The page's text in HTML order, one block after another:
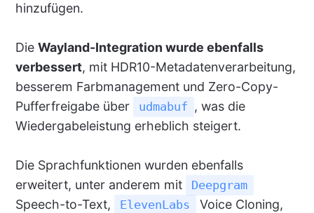
hinzufügen.
Die Wayland-Integration wurde ebenfalls
verbessert, mit HDR10-Metadatenverarbeitung,
besserem Farbmanagement und Zero-Copy-
Pufferfreigabe über
udmabuf , was die
Wiedergabeleistung erheblich steigert.
Die Sprachfunktionen wurden ebenfalls
erweitert, unter anderem mit
Deepgram
Speech-to-Text, ElevenLabs
Voice Cloning,